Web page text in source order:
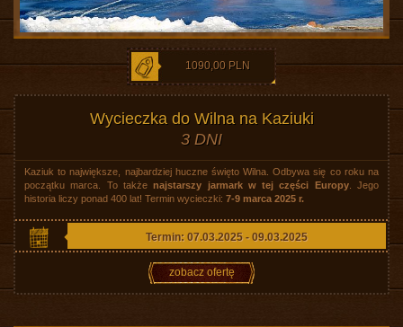
1090,00 PLN
Wycieczka do Wilna na Kaziuki
3 DNI
Kaziuk to największe, najbardziej huczne święto Wilna. Odbywa się co roku na
początku marca. To takżenajstarszy jarmark w tej części Europy. Jego
historia liczy ponad 400 lat! Termin wycieczki: 7-9 marca 2025 r.
Termin: 07.03.2025 - 09.03.2025
zobacz ofertę